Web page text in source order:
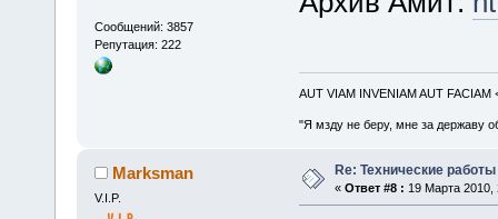
Сообщений: 3857
Репутация: 222
AUT VIAM INVENIAM AUT FACIAM
"Я мзду не беру, мне за державу
Marksman
V.I.P.
Re: Технические
« Ответ #8 : 19 Марта 2010,